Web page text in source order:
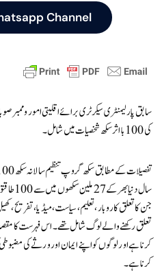
Channel
سابق پارلیمنٹری سیکرٹری برائے اقلیتی امور و ممبر
کی 100 با اثر سکھ شخصیات میں شامل۔
سال
جن کا تعلق کاروبار، تعلیم، سیاست، میڈیا، تفریح،
تعلق رکھنے والے لوگ شامل تھے۔ اس فہرست کا مقصد
کرنا ہے اور لوگوں کو اپنے ایمان اور ورثے کی
کرنا ہے۔